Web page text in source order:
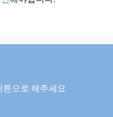
튼으로 해주세요